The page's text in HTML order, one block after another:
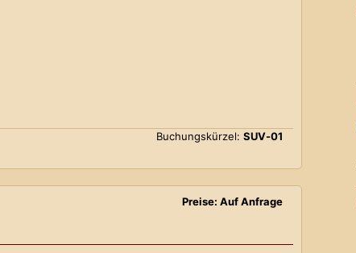
Buchungskürzel: SUV-01
Preise: Auf Anfrage